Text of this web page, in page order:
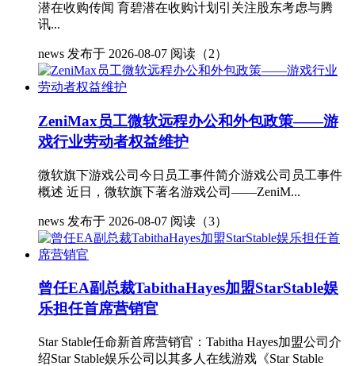
潜在收购传闻 育碧潜在收购计划引关注股东考虑与腾
讯...
news 发布于 2026-08-07 阅读（2）
ZeniMax员工微软远程办公和外包政策——游
戏行业劳动者权益维护
微软旗下游戏公司今日员工事件简介游戏公司员工事件
概述 近日，微软旗下著名游戏公司——ZeniM...
news 发布于 2026-08-07 阅读（3）
曾任EA副总裁TabithaHayes加盟StarStable娱
乐担任首席营销官
Star Stable任命新首席营销官：Tabitha Hayes加盟公司介
绍Star Stable娱乐公司以其多人在线游戏《Star Stable